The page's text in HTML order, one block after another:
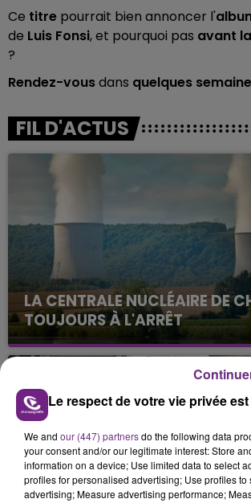
Ce titre pourrait bien annoncer l'
de Luis Fonsi, et pourquoi pas avant
?
Rendez-vousdans quelques
FIL D'ACTUS
LA CENTRALE NUCLÉAIRE DE
TOUJOURS À L'ARRÊT
Cela fait déjà une semaine que la
nucléaire ardennaise est à l'arrêt.
justifiée par la sécheresse intense
présente.
Le respect de votre vie privée
We and our (447) partnersdo the following data
your consent and/or our legitimate interest: Store
information on a device; Use limited data to select
profiles for personalised advertising; Use profiles to
advertising; Measure advertising performance;